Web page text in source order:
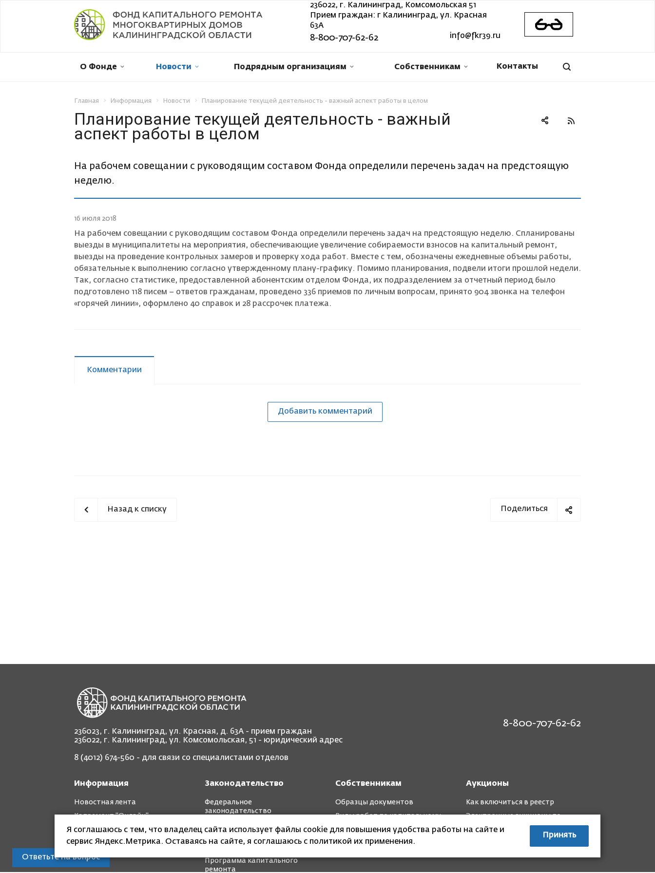
236022, г. Калининград, Комсомольская 51
Прием граждан: г Калининград, ул. Красная
63А
8-800-707-62-62 info@fkr39.ru
О Фонде Новости Подрядным организациям Собственникам Контакты
Рассрочка платежа
Ответьте на вопрос
Главная Информация Новости Планирование текущей деятельность - важный аспект работы в целом
Планирование текущей деятельность - важный
аспект работы в целом
На рабочем совещании с руководящим составом Фонда определили перечень задач на предстоящую
неделю.
16 июля 2018
На рабочем совещании с руководящим составом Фонда определили перечень задач на предстоящую неделю. Спланированы
выезды в муниципалитеты на мероприятия, обеспечивающие увеличение собираемости взносов на капитальный ремонт,
выезды на проведение контрольных замеров и проверку хода работ. Вместе с тем, обозначены ежедневные объемы работы,
обязательные к выполнению согласно утвержденному плану-графику. Помимо планирования, подвели итоги прошлой недели.
Так, согласно статистике, предоставленной абонентским отделом Фонда, их подразделением за отчетный период было
подготовлено 118 писем – ответов гражданам, проведено 336 приемов по личным вопросам, принято 904 звонка на телефон
«горячей линии», оформлено 40 справок и 28 рассрочек платежа.
Комментарии
Добавить комментарий
Поделиться
Назад к списку
236023, г. Калининград, ул. Красная, д. 63А - прием граждан
236022, г. Калининград, ул. Комсомольская, 51 - юридический адрес
8 (4012) 674-560 - для связи со специалистами отделов
8-800-707-62-62
Информация
Новостная лента
Капремонт "Онлайн"
Фотоотчет "до" и "после"
Законодательство
Федеральное
законодательство
Региональное
законодательство
Программа капитального
ремонта
Собственникам
Образцы документов
Виды работ по капитальному
Аукционы
Как включиться в реестр
Электронные аукционы по
капремонту
Я соглашаюсь с тем, что владелец сайта использует файлы cookie для повышения удобства работы на сайте и
сервис Яндекс.Метрика. Оставаясь на сайте, я соглашаюсь с политикой их применения.
Принять